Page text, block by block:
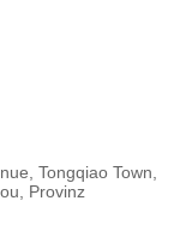
Tongqiao Town,
Provinz